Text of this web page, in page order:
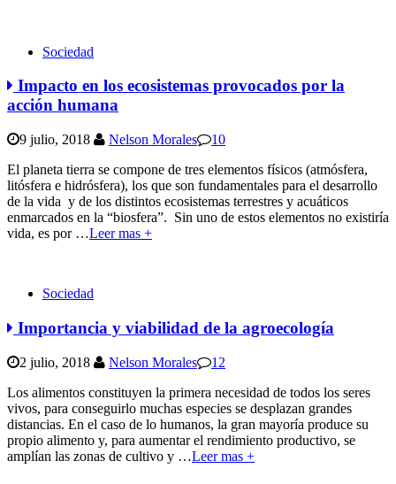
Sociedad
Impacto en los ecosistemas provocados por la
acción humana
9 julio, 2018 Nelson Morales
10
El planeta tierra se compone de tres elementos físicos (atmósfera,
litósfera e hidrósfera), los que son fundamentales para el desarrollo
de la vida y de los distintos ecosistemas terrestres y acuáticos
enmarcados en la “biosfera”. Sin uno de estos elementos no existiría
vida, es por …Leer mas +
Sociedad
Importancia y viabilidad de la agroecología
2 julio, 2018 Nelson Morales
12
Los alimentos constituyen la primera necesidad de todos los seres
vivos, para conseguirlo muchas especies se desplazan grandes
distancias. En el caso de lo humanos, la gran mayoría produce su
propio alimento y, para aumentar el rendimiento productivo, se
amplían las zonas de cultivo y …Leer mas +